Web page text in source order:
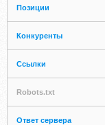
Позиции
Конкуренты
Ссылки
Robots.txt
Ответ сервера